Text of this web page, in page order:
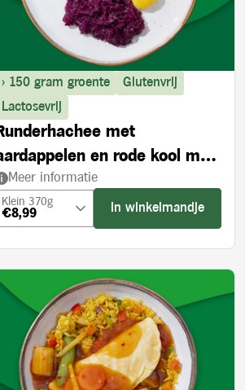
> 150 gram groente
Glutenvrij
Lactosevrij
met
en rode kool met
Meer informatie
Klein 370g
€8,99 In winkelmandje